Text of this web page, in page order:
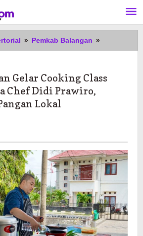
» Pemkab Balangan »
Balangan
Class
Manfaatkan
Pangan
Lokal
Gelar Cooking Class
Chef Didi Prawiro,
Lokal